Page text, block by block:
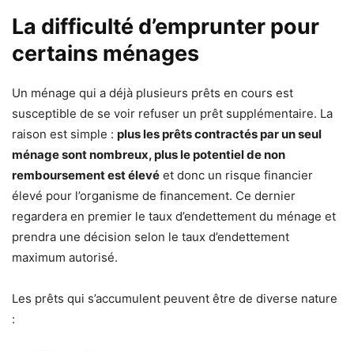
La difficulté d’emprunter pour
certains ménages
Un ménage qui a déjà plusieurs prêts en cours est
susceptible de se voir refuser un prêt supplémentaire. La
raison est simple : plus les prêts contractés par un seul
ménage sont nombreux, plus le potentiel de non
remboursement est élevé et donc un risque financier
élevé pour l’organisme de financement. Ce dernier
regardera en premier le taux d’endettement du ménage et
prendra une décision selon le taux d’endettement
maximum autorisé.
Les prêts qui s’accumulent peuvent être de diverse nature
: